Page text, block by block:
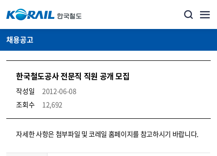
채용공고
한국철도공사 전문직 직원 공개 모집
작성일
2012-06-08
조회수
12,692
코레일소개_경영공시_채용공고 상세보기 – 내용, 파일, 담당자 연락처로 구성
자세한 사항은 첨부파일 및 코레일 홈페이지를 참고하시기 바랍니다.